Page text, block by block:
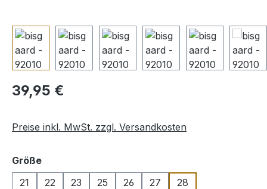
Regulärer Preis:
39,95 €
Preise inkl. MwSt. zzgl. Versandkosten
Größeauswählen
21
22 23 25 26 27 28